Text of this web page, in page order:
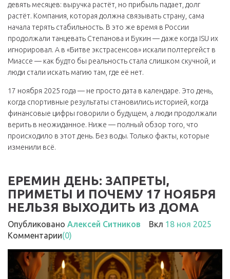
девять месяцев: выручка растёт, но прибыль падает, долг
растёт. Компания, которая должна связывать страну, сама
начала терять стабильность. В это же время в России
продолжали танцевать Степанова и Букин — даже когда ISU их
игнорировал. А в «Битве экстрасенсов» искали полтергейст в
Миассе — как будто бы реальность стала слишком скучной, и
люди стали искать магию там, где её нет.
17 ноября 2025 года — не просто дата в календаре. Это день,
когда спортивные результаты становились историей, когда
финансовые цифры говорили о будущем, а люди продолжали
верить в неожиданное. Ниже — полный обзор того, что
происходило в этот день. Без воды. Только факты, которые
изменили всё.
ЕРЕМИН ДЕНЬ: ЗАПРЕТЫ,
ПРИМЕТЫ И ПОЧЕМУ 17 НОЯБРЯ
НЕЛЬЗЯ ВЫХОДИТЬ ИЗ ДОМА
Опубликовано Алексей Ситников Вкл 18 ноя 2025
Комментарии(0)